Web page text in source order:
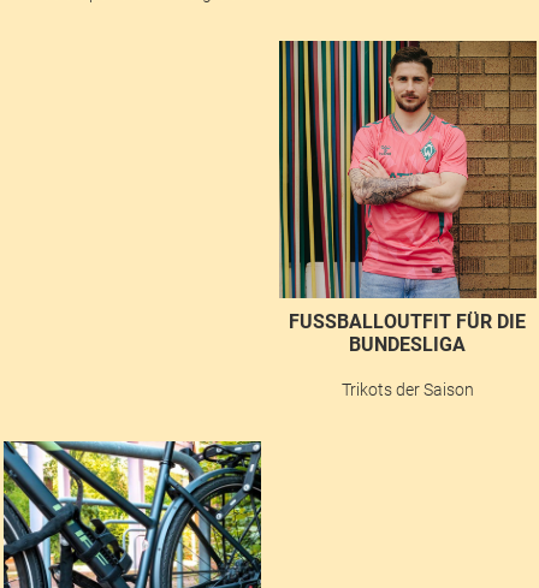
FUSSBALLOUTFIT FÜR DIE B
UNDESLIGA
Trikots der Saison